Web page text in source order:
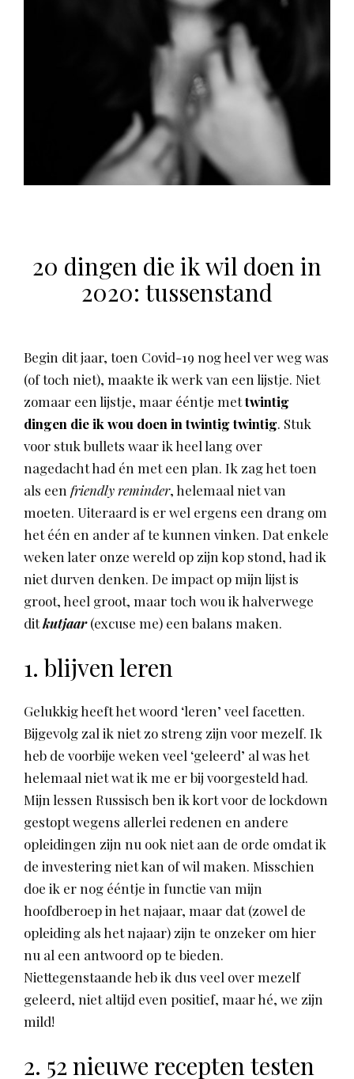
20 dingen die ik wil doen in
2020: tussenstand
Begin dit jaar, toen Covid-19 nog heel ver weg was
(of toch niet), maakte ik werk van een lijstje. Niet
zomaar een lijstje, maar ééntje mettwintig
dingen die ik wou doen in twintig twintig. Stuk
voor stuk bullets waar ik heel lang over
nagedacht had én met een plan. Ik zag het toen
als een friendly reminder, helemaal niet van
moeten. Uiteraard is er wel ergens een drang om
het één en ander af te kunnen vinken. Dat enkele
weken later onze wereld op zijn kop stond, had ik
niet durven denken. De impact op mijn lijst is
groot, heel groot, maar toch wou ik halverwege
ditkutjaar(excuse me) een balans maken.
1. blijven leren
Gelukkig heeft het woord ‘leren’ veel facetten.
Bijgevolg zal ik niet zo streng zijn voor mezelf. Ik
heb de voorbije weken veel ‘geleerd’ al was het
helemaal niet wat ik me er bij voorgesteld had.
Mijn lessen Russisch ben ik kort voor de lockdown
gestopt wegens allerlei redenen en andere
opleidingen zijn nu ook niet aan de orde omdat ik
de investering niet kan of wil maken. Misschien
doe ik er nog ééntje in functie van mijn
hoofdberoep in het najaar, maar dat (zowel de
opleiding als het najaar) zijn te onzeker om hier
nu al een antwoord op te bieden.
Niettegenstaande heb ik dus veel over mezelf
geleerd, niet altijd even positief, maar hé, we zijn
mild!
2. 52 nieuwe recepten testen